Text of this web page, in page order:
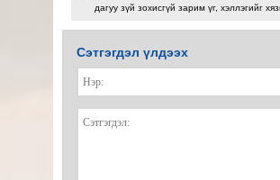
дагуу зүй зохисгүй зарим үг, хэллэгийг
Сэтгэгдэл үлдээх